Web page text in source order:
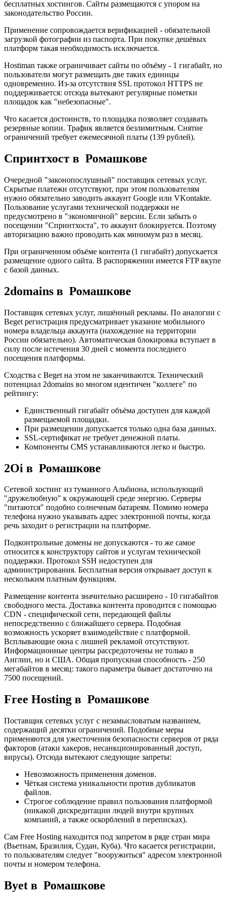
бесплатных хостингов. Сайты размещаются с упором на
законодательство России.
Применение сопровождается верификацией - обязательной
загрузкой фотографии из паспорта. При покупке дешёвых
платформ такая необходимость исключается.
Hostiman также ограничивает сайты по объёму - 1 гигабайт, но
пользователи могут размещать две таких единицы
одновременно. Из-за отсутствия SSL протокол HTTPS не
поддерживается: отсюда вытекают регулярные пометки
площадок как "небезопасные".
Что касается достоинств, то площадка позволяет создавать
резервные копии. Трафик является безлимитным. Снятие
ограничений требует ежемесячной платы (139 рублей).
Спринтхост в Ромашкове
Очередной "законопослушный" поставщик сетевых услуг.
Скрытые платежи отсутствуют, при этом пользователям
нужно обязательно заводить аккаунт Google или VKontakte.
Пользование услугами технической поддержки не
предусмотрено в "экономичной" версии. Если забыть о
посещении "Спринтхоста", то аккаунт блокируется. Поэтому
авторизацию важно проводить как минимум раз в месяц.
При ограниченном объёме контента (1 гигабайт) допускается
размещение одного сайта. В распоряжении имеется FTP вкупе
с базой данных.
2domains в Ромашкове
Поставщик сетевых услуг, лишённый рекламы. По аналогии с
Beget регистрация предусматривает указание мобильного
номера владельца аккаунта (нахождение на территории
России обязательно). Автоматическая блокировка вступает в
силу после истечения 30 дней с момента последнего
посещения платформы.
Сходства с Beget на этом не заканчиваются. Технический
потенциал 2domains во многом идентичен "коллеге" по
рейтингу:
Единственный гигабайт объёма доступен для каждой
размещаемой площадки.
При размещении допускается только одна база данных.
SSL-сертификат не требует денежной платы.
Компоненты CMS устанавливаются легко и быстро.
2Oi в Ромашкове
Сетевой хостинг из туманного Альбиона, использующий
"дружелюбную" к окружающей среде энергию. Серверы
"питаются" подобно солнечным батареям. Помимо номера
телефона нужно указывать адрес электронной почты, когда
речь заходит о регистрации на платформе.
Подконтрольные домены не допускаются - то же самое
относится к конструктору сайтов и услугам технической
поддержки. Протокол SSH недоступен для
администрирования. Бесплатная версия открывает доступ к
нескольким платным функциям.
Размещение контента значительно расширено - 10 гигабайтов
свободного места. Доставка контента проводится с помощью
CDN - специфической сети, передающей файлы
непосредственно с ближайшего сервера. Подобная
возможность ускоряет взаимодействие с платформой.
Всплывающие окна с лишней рекламой отсутствуют.
Информационные центры рассредоточены не только в
Англии, но и США. Общая пропускная способность - 250
мегабайтов в месяц: такого параметра бывает достаточно на
7500 посещений.
Free Hosting в Ромашкове
Поставщик сетевых услуг с незамысловатым названием,
содержащий десятки ограничений. Подобные меры
применяются для ужесточения безопасности серверов от ряда
факторов (атаки хакеров, несанкционированный доступ,
вирусы). Отсюда вытекают следующие запреты:
Невозможность применения доменов.
Чёткая система уникальности против дубликатов
файлов.
Строгое соблюдение правил пользования платформой
(никакой дискредитации людей внутри крупных
компаний, а также оскорблений в переписках).
Сам Free Hosting находится под запретом в ряде стран мира
(Вьетнам, Бразилия, Судан, Куба). Что касается регистрации,
то пользователям следует "вооружиться" адресом электронной
почты и номером телефона.
Byet в Ромашкове